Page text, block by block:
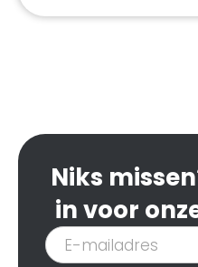
Niks
in voor
Inschrijven
nieuwsbrief